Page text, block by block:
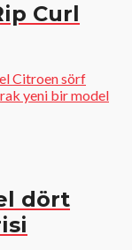
Curl
Citroen sörf
yeni bir model
dört